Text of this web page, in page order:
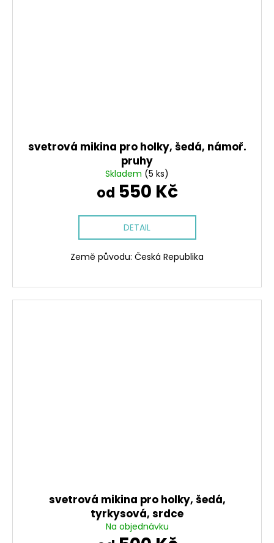
svetrová mikina pro holky, šedá, námoř.
pruhy
Skladem (5 ks)
od 550 Kč
DETAIL
Země původu: Česká Republika
svetrová mikina pro holky, šedá,
tyrkysová, srdce
Na objednávku